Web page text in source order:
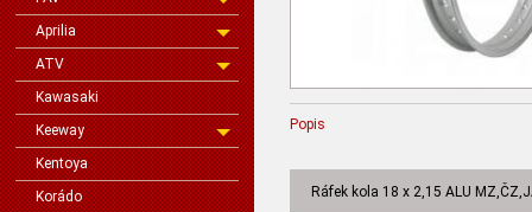
Aprilia
ATV
Kawasaki
Keeway
Kentoya
Korádo
Popis
Ráfek kola 18 x 2,15 ALU